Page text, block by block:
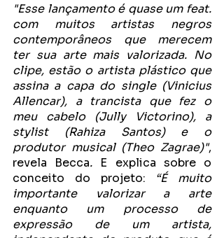
"Esse lançamento é quase um feat.
com muitos artistas negros
contemporâneos que merecem
ter sua arte mais valorizada. No
clipe, estão o artista plástico que
assina a capa do single (Vinicius
Allencar), a trancista que fez o
meu cabelo (Jully Victorino), a
stylist (Rahiza Santos) e o
produtor musical (Theo Zagrae)",
revela Becca. E explica sobre o
conceito do projeto: “É muito
importante valorizar a arte
enquanto um processo de
expressão de um artista,